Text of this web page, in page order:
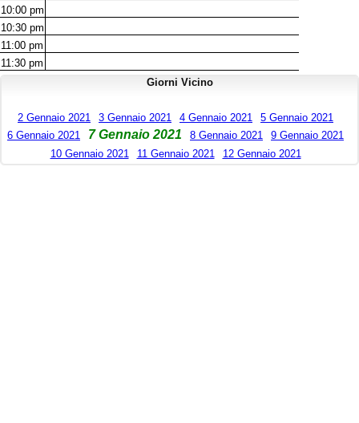
10:00 pm
10:30 pm
11:00 pm
11:30 pm
Giorni Vicino
2 Gennaio 2021 3 Gennaio 2021 4 Gennaio 2021
5 Gennaio 2021
6 Gennaio 2021
7 Gennaio 2021 8 Gennaio 2021
9 Gennaio 2021
10 Gennaio 2021
11 Gennaio 2021 12 Gennaio 2021